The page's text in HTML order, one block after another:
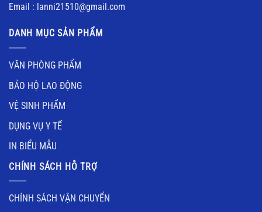
Email : lanni21510@gmail.com
DANH MỤC SẢN PHẨM
VĂN PHÒNG PHẨM
BẢO HỘ LAO ĐỘNG
VỆ SINH PHẨM
DỤNG VỤ Y TẾ
IN BIỂU MẪU
CHÍNH SÁCH HỖ TRỢ
CHÍNH SÁCH VẬN CHUYỂN